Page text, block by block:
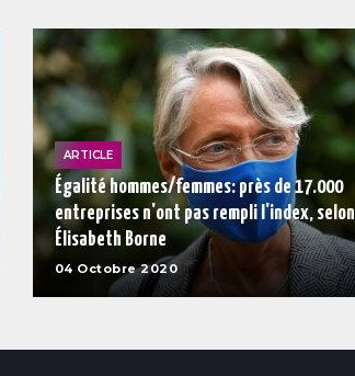
ARTICLE
Égalité hommes/femmes: près de 17.000
entreprises n'ont pas rempli l'index, selon
Élisabeth Borne
04 Octobre 2020